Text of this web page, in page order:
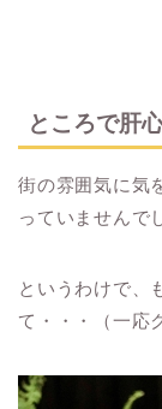
ところで肝
街の雰囲気に気
っていませんで
というわけで、
て・・・（一応